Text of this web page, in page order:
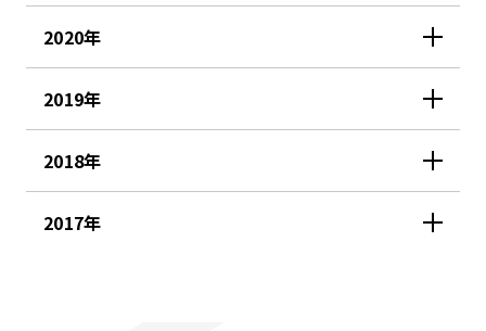
2020年
2019年
2018年
2017年